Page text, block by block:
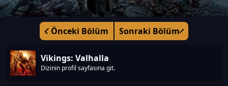
Önceki Bölüm Sonraki Bölüm
Vikings: Valhalla
Dizinin profil sayfasına git.